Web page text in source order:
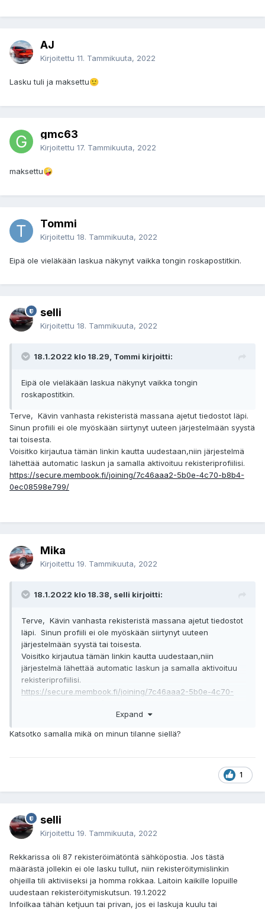
AJ
Kirjoitettu 11. Tammikuuta, 2022
Lasku tuli ja maksettu🙂
gmc63
Kirjoitettu 17. Tammikuuta, 2022
maksettu🤪
Tommi
Kirjoitettu 18. Tammikuuta, 2022
Eipä ole vieläkään laskua näkynyt vaikka tongin roskapostitkin.
selli
Kirjoitettu 18. Tammikuuta, 2022
18.1.2022 klo 18.29, Tommi kirjoitti:
Eipä ole vieläkään laskua näkynyt vaikka tongin
roskapostitkin.
Terve, Kävin vanhasta rekisteristä massana ajetut tiedostot läpi.
Sinun profiili ei ole myöskään siirtynyt uuteen järjestelmään syystä
tai toisesta.
Voisitko kirjautua tämän linkin kautta uudestaan,niin järjestelmä
lähettää automatic laskun ja samalla aktivoituu rekisteriprofiilisi.
https://secure.membook.fi/joining/7c46aaa2-5b0e-4c70-b8b4-
0ec08598e799/
Mika
Kirjoitettu 19. Tammikuuta, 2022
18.1.2022 klo 18.38, selli kirjoitti:
Terve, Kävin vanhasta rekisteristä massana ajetut tiedostot
läpi. Sinun profiili ei ole myöskään siirtynyt uuteen
järjestelmään syystä tai toisesta.
Voisitko kirjautua tämän linkin kautta uudestaan,niin
järjestelmä lähettää automatic laskun ja samalla aktivoituu
rekisteriprofiilisi.
https://secure.membook.fi/joining/7c46aaa2-5b0e-4c70-
Expand
Katsotko samalla mikä on minun tilanne siellä?
1
selli
Kirjoitettu 19. Tammikuuta, 2022
Rekkarissa oli 87 rekisteröimätöntä sähköpostia. Jos tästä
määrästä jollekin ei ole lasku tullut, niin rekisteröitymislinkin
ohjeilla tili aktiviiseksi ja homma rokkaa. Laitoin kaikille lopuille
uudestaan rekisteröitymiskutsun. 19.1.2022
Infoilkaa tähän ketjuun tai privan, jos ei laskuja kuulu tai